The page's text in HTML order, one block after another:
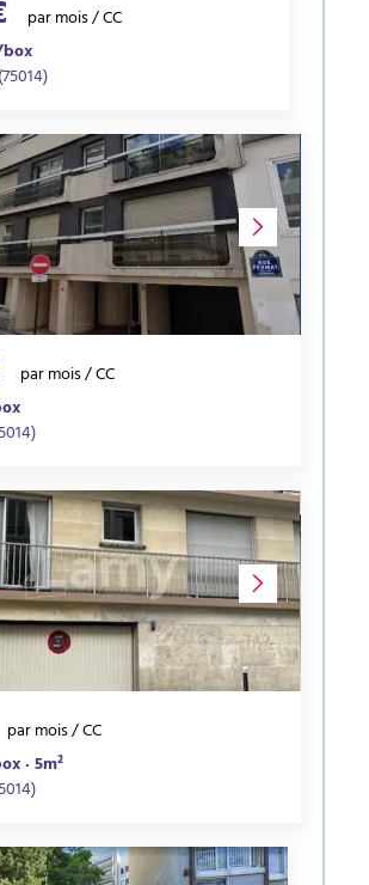
par mois / CC
par mois / CC
par mois / CC
· 5m²